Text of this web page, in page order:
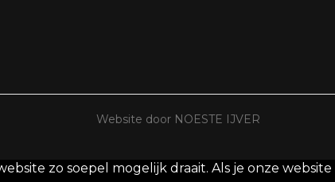
Website door NOESTE IJVER
zo soepel mogelijk draait. Als je onze